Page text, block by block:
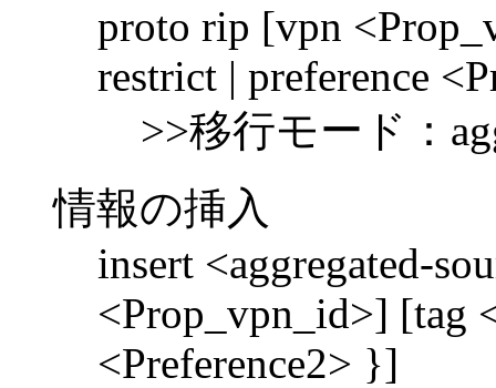
proto rip [vpn
restrict | preference
>>移行モード：
情報の挿入
insert <aggregated-
<Prop_vpn_id>] [tag
<Preference2> }]